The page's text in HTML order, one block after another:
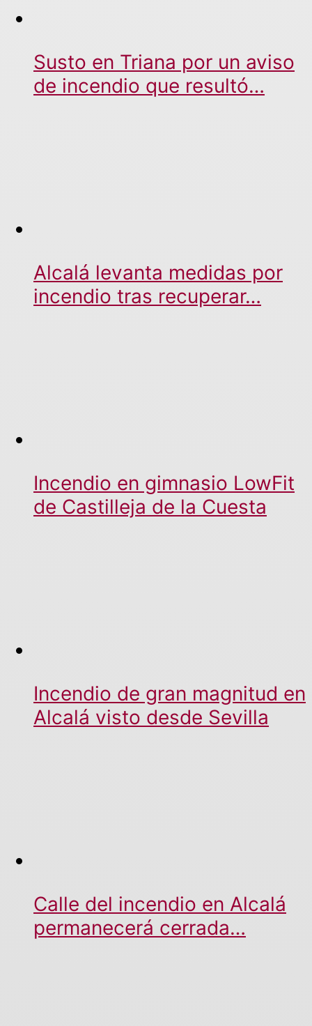
Susto en Triana por un aviso
de incendio que resultó…
Alcalá levanta medidas por
incendio tras recuperar…
Incendio en gimnasio LowFit
de Castilleja de la Cuesta
Incendio de gran magnitud en
Alcalá visto desde Sevilla
Calle del incendio en Alcalá
permanecerá cerrada…